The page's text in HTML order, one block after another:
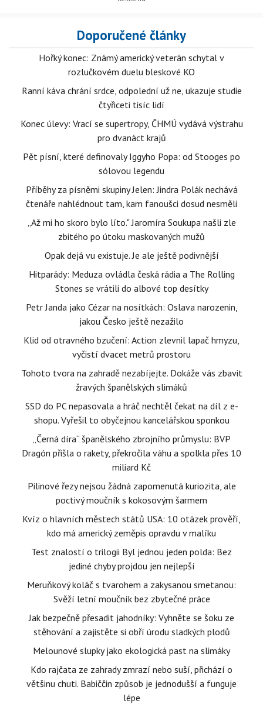
Doporučené články
Hořký konec: Známý americký veterán schytal v
rozlučkovém duelu bleskové KO
Ranní káva chrání srdce, odpolední už ne, ukazuje studie
čtyřiceti tisíc lidí
Konec úlevy: Vrací se supertropy, ČHMÚ vydává výstrahu
pro dvanáct krajů
Pět písní, které definovaly Iggyho Popa: od Stooges po
sólovou legendu
Příběhy za písněmi skupiny Jelen: Jindra Polák nechává
čtenáře nahlédnout tam, kam fanoušci dosud nesměli
„Až mi ho skoro bylo líto." Jaromíra Soukupa našli zle
zbitého po útoku maskovaných mužů
Opak dejá vu existuje. Je ale ještě podivnější
Hitparády: Meduza ovládla česká rádia a The Rolling
Stones se vrátili do albové top desítky
Petr Janda jako Cézar na nosítkách: Oslava narozenin,
jakou Česko ještě nezažilo
Klid od otravného bzučení: Action zlevnil lapač hmyzu,
vyčistí dvacet metrů prostoru
Tohoto tvora na zahradě nezabíjejte. Dokáže vás zbavit
žravých španělských slimáků
SSD do PC nepasovala a hráč nechtěl čekat na díl z e-
shopu. Vyřešil to obyčejnou kancelářskou sponkou
„Černá díra“ španělského zbrojního průmyslu: BVP
Dragón přišla o rakety, překročila váhu a spolkla přes 10
miliard Kč
Pilinové řezy nejsou žádná zapomenutá kuriozita, ale
poctivý moučník s kokosovým šarmem
Kvíz o hlavních městech států USA: 10 otázek prověří,
kdo má americký zeměpis opravdu v malíku
Test znalostí o trilogii Byl jednou jeden polda: Bez
jediné chyby projdou jen nejlepší
Meruňkový koláč s tvarohem a zakysanou smetanou:
Svěží letní moučník bez zbytečné práce
Jak bezpečně přesadit jahodníky: Vyhněte se šoku ze
stěhování a zajistěte si obří úrodu sladkých plodů
Melounové slupky jako ekologická past na slimáky
Kdo rajčata ze zahrady zmrazí nebo suší, přichází o
většinu chuti. Babiččin způsob je jednodušší a funguje
lépe